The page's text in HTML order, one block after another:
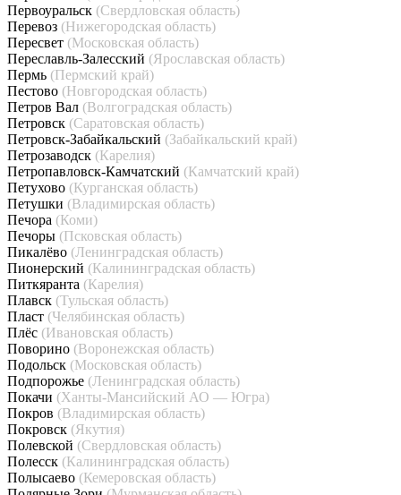
Первоуральск (Свердловская область)
Перевоз (Нижегородская область)
Пересвет (Московская область)
Переславль-Залесский (Ярославская область)
Пермь (Пермский край)
Пестово (Новгородская область)
Петров Вал (Волгоградская область)
Петровск (Саратовская область)
Петровск-Забайкальский (Забайкальский край)
Петрозаводск (Карелия)
Петропавловск-Камчатский (Камчатский край)
Петухово (Курганская область)
Петушки (Владимирская область)
Печора (Коми)
Печоры (Псковская область)
Пикалёво (Ленинградская область)
Пионерский (Калининградская область)
Питкяранта (Карелия)
Плавск (Тульская область)
Пласт (Челябинская область)
Плёс (Ивановская область)
Поворино (Воронежская область)
Подольск (Московская область)
Подпорожье (Ленинградская область)
Покачи (Ханты-Мансийский АО — Югра)
Покров (Владимирская область)
Покровск (Якутия)
Полевской (Свердловская область)
Полесск (Калининградская область)
Полысаево (Кемеровская область)